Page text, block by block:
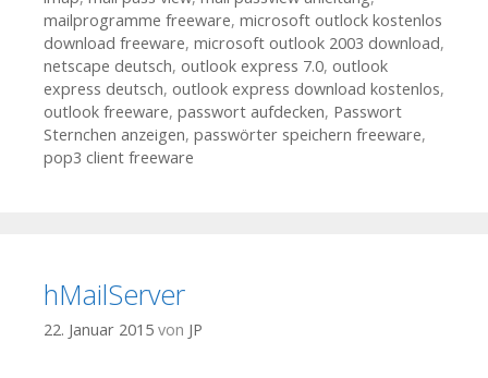
mailprogramme freeware, microsoft outlock kostenlos
download freeware, microsoft outlook 2003 download,
netscape deutsch, outlook express 7.0, outlook
express deutsch, outlook express download kostenlos,
outlook freeware, passwort aufdecken, Passwort
Sternchen anzeigen, passwörter speichern freeware,
pop3 client freeware
hMailServer
22. Januar 2015 von JP